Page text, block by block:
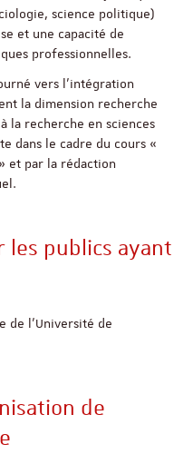
science politique)
et une capacité de
professionnelles.
vers l’intégration
la dimension recherche
la recherche en sciences
dans le cadre du cours «
et par la rédaction
les publics ayant
de l'Université de
de